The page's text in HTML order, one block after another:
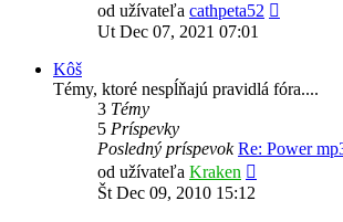
od užívateľa cathpeta52
Ut Dec 07, 2021 07:01
Kôš
Témy, ktoré nespĺňajú pravidlá fóra....
3 Témy
5 Príspevky
Posledný príspevok Re: Power
od užívateľa Kraken
Št Dec 09, 2010 15:12